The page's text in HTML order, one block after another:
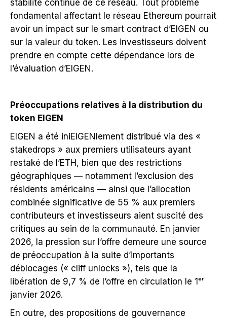
stabilité continue de ce réseau. Tout problème
fondamental affectant le réseau Ethereum pourrait
avoir un impact sur le smart contract d’EIGEN ou
sur la valeur du token. Les investisseurs doivent
prendre en compte cette dépendance lors de
l’évaluation d’EIGEN.
Préoccupations relatives à la distribution du
token EIGEN
EIGEN a été iniEIGENlement distribué via des «
stakedrops » aux premiers utilisateurs ayant
restaké de l’ETH, bien que des restrictions
géographiques — notamment l’exclusion des
résidents américains — ainsi que l’allocation
combinée significative de 55 % aux premiers
contributeurs et investisseurs aient suscité des
critiques au sein de la communauté. En janvier
2026, la pression sur l’offre demeure une source
de préoccupation à la suite d’importants
déblocages (« cliff unlocks »), tels que la
libération de 9,7 % de l’offre en circulation le 1ᵉʳ
janvier 2026.
En outre, des propositions de gouvernance